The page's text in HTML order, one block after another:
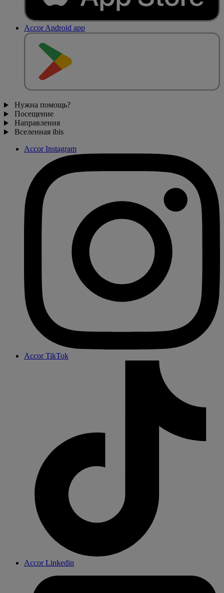
Accor Android app
Нужна помощь?
Посещение
Направления
Вселенная ibis
Accor Instagram
Accor TikTok
Accor Linkedin